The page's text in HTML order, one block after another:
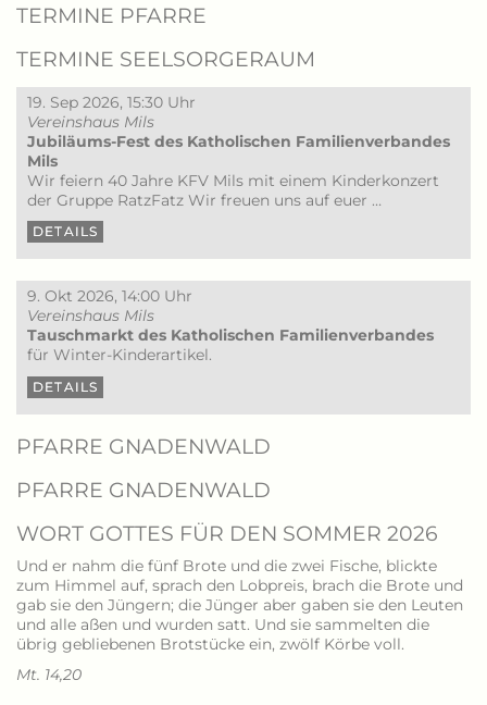
TERMINE PFARRE
TERMINE SEELSORGERAUM
19. Sep 2026, 15:30 Uhr
Vereinshaus Mils
Jubiläums-Fest des Katholischen Familienverbandes
Mils
Wir feiern 40 Jahre KFV Mils mit einem Kinderkonzert
der Gruppe RatzFatz Wir freuen uns auf euer …
DETAILS
9. Okt 2026, 14:00 Uhr
Vereinshaus Mils
Tauschmarkt des Katholischen Familienverbandes
für Winter-Kinderartikel.
DETAILS
PFARRE GNADENWALD
PFARRE GNADENWALD
WORT GOTTES FÜR DEN SOMMER 2026
Und er nahm die fünf Brote und die zwei Fische, blickte
zum Himmel auf, sprach den Lobpreis, brach die Brote und
gab sie den Jüngern; die Jünger aber gaben sie den Leuten
und alle aßen und wurden satt. Und sie sammelten die
übrig gebliebenen Brotstücke ein, zwölf Körbe voll.
Mt. 14,20